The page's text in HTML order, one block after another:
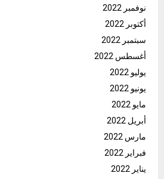
نوفمبر 2022
أكتوبر 2022
سبتمبر 2022
أغسطس 2022
يوليو 2022
يونيو 2022
مايو 2022
أبريل 2022
مارس 2022
فبراير 2022
يناير 2022